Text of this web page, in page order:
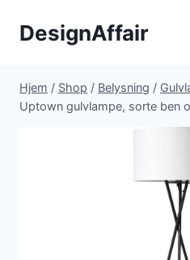
DesignAffair
Hjem / Shop / Belysning /
Uptown gulvlampe, sorte ben